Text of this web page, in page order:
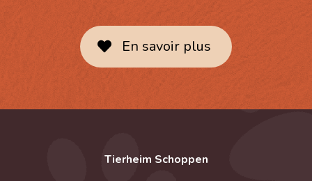
En savoir plus
Tierheim Schoppen